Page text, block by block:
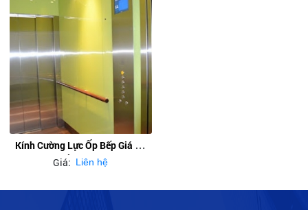
Kính Cường Lực Ốp Bếp Giá Rẻ
Tại Tp Hcm
Giá: Liên hệ